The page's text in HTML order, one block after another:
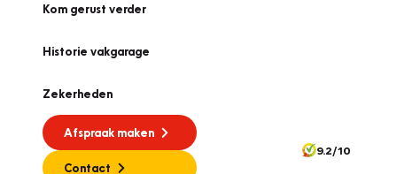
Kom gerust verder
Historie vakgarage
Zekerheden
Afspraak maken
Contact
9.2/10